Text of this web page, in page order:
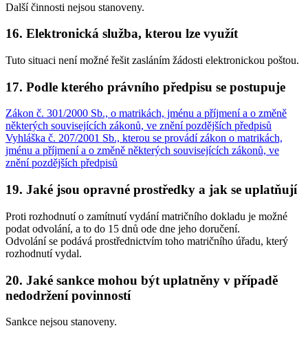
Další činnosti nejsou stanoveny.
16. Elektronická služba, kterou lze využít
Tuto situaci není možné řešit zasláním žádosti elektronickou poštou.
17. Podle kterého právního předpisu se postupuje
Zákon č. 301/2000 Sb., o matrikách, jménu a příjmení a o změně
některých souvisejících zákonů, ve znění pozdějších předpisů
Vyhláška č. 207/2001 Sb., kterou se provádí zákon o matrikách,
jménu a příjmení a o změně některých souvisejících zákonů, ve
znění pozdějších předpisů
19. Jaké jsou opravné prostředky a jak se uplatňují
Proti rozhodnutí o zamítnutí vydání matričního dokladu je možné
podat odvolání, a to do 15 dnů ode dne jeho doručení.
Odvolání se podává prostřednictvím toho matričního úřadu, který
rozhodnutí vydal.
20. Jaké sankce mohou být uplatněny v případě
nedodržení povinností
Sankce nejsou stanoveny.